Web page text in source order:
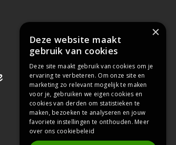
×
Deze website maakt
gebruik van cookies
Deze site maakt gebruik van cookies om je
ervaring te verbeteren. Om onze site en
marketing zo relevant mogelijk te maken
voor je, gebruiken we eigen cookies en
cookies van derden om statistieken te
maken, bezoeken te analyseren en jouw
favoriete instellingen te onthouden. Meer
over ons cookiebeleid